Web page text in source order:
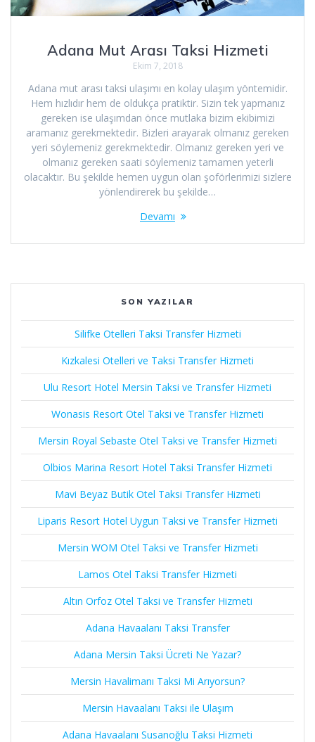
Adana Mut Arası Taksi Hizmeti
Ekim 7, 2018
Adana mut arası taksi ulaşımı en kolay ulaşım yöntemidir.
Hem hızlıdır hem de oldukça pratiktir. Sizin tek yapmanız
gereken ise ulaşımdan önce mutlaka bizim ekibimizi
aramanız gerekmektedir. Bizleri arayarak olmanız gereken
yeri söylemeniz gerekmektedir. Olmanız gereken yeri ve
olmanız gereken saati söylemeniz tamamen yeterli
olacaktır. Bu şekilde hemen uygun olan şoförlerimizi sizlere
yönlendirerek bu şekilde…
Devamı
SON YAZILAR
Silifke Otelleri Taksi Transfer Hizmeti
Kızkalesi Otelleri ve Taksi Transfer Hizmeti
Ulu Resort Hotel Mersin Taksi ve Transfer Hizmeti
Wonasis Resort Otel Taksi ve Transfer Hizmeti
Mersin Royal Sebaste Otel Taksi ve Transfer Hizmeti
Olbios Marina Resort Hotel Taksi Transfer Hizmeti
Mavi Beyaz Butik Otel Taksi Transfer Hizmeti
Liparis Resort Hotel Uygun Taksi ve Transfer Hizmeti
Mersin WOM Otel Taksi ve Transfer Hizmeti
Lamos Otel Taksi Transfer Hizmeti
Altın Orfoz Otel Taksi ve Transfer Hizmeti
Adana Havaalanı Taksi Transfer
Adana Mersin Taksi Ücreti Ne Yazar?
Mersin Havalimanı Taksi Mi Arıyorsun?
Mersin Havaalanı Taksi ile Ulaşım
Adana Havaalanı Susanoğlu Taksi Hizmeti